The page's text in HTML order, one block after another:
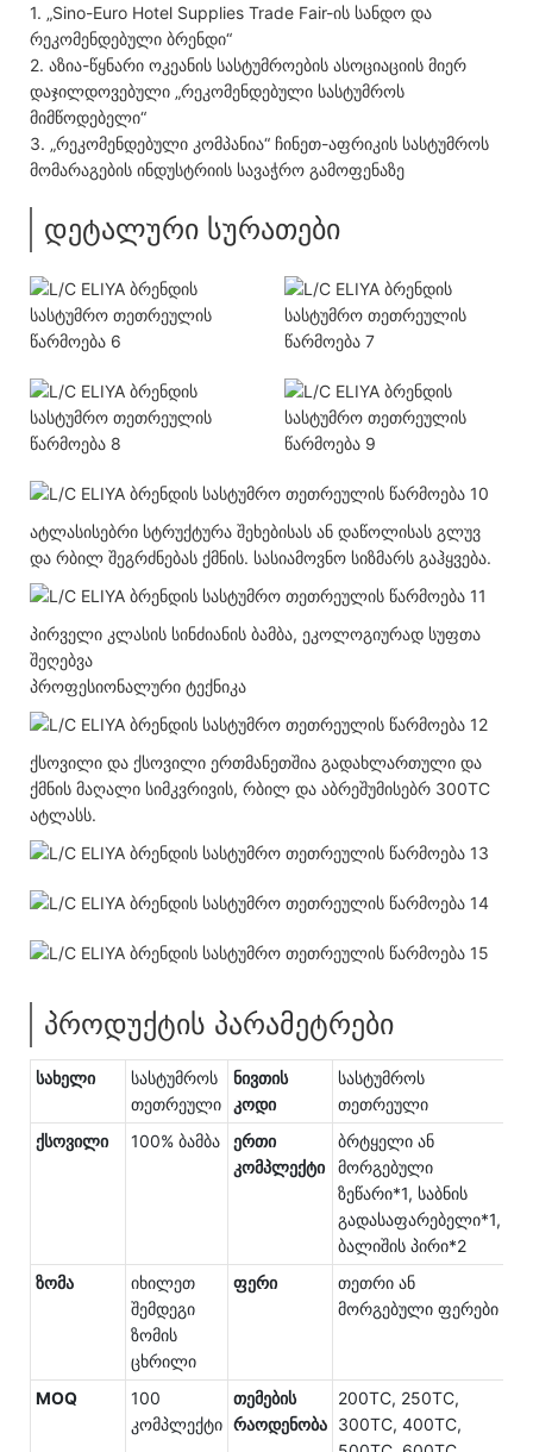
1. „Sino-Euro Hotel Supplies Trade Fair-ის სანდო და
რეკომენდებული ბრენდი“
2. აზია-წყნარი ოკეანის სასტუმროების ასოციაციის მიერ
დაჯილდოვებული „რეკომენდებული სასტუმროს
მიმწოდებელი“
3. „რეკომენდებული კომპანია“ ჩინეთ-აფრიკის სასტუმროს
მომარაგების ინდუსტრიის სავაჭრო გამოფენაზე
დეტალური სურათები
ატლასისებრი სტრუქტურა შეხებისას ან დაწოლისას გლუვ
და რბილ შეგრძნებას ქმნის. სასიამოვნო სიზმარს გაჰყვება.
პირველი კლასის სინძიანის ბამბა, ეკოლოგიურად სუფთა
შეღებვა
პროფესიონალური ტექნიკა
ქსოვილი და ქსოვილი ერთმანეთშია გადახლართული და
ქმნის მაღალი სიმკვრივის, რბილ და აბრეშუმისებრ 300TC
ატლასს.
პროდუქტის პარამეტრები
სახელი
სასტუმროს
თეთრეული
ნივთის
კოდი
სასტუმროს
თეთრეული
ქსოვილი
100% ბამბა
ერთი
კომპლექტი
ბრტყელი ან
მორგებული
ზეწარი*1, საბნის
გადასაფარებელი*1,
ბალიშის პირი*2
ზომა
იხილეთ
შემდეგი
ზომის
ცხრილი
ფერი
თეთრი ან
მორგებული ფერები
MOQ
100
კომპლექტი
თემების
რაოდენობა
200TC, 250TC,
300TC, 400TC,